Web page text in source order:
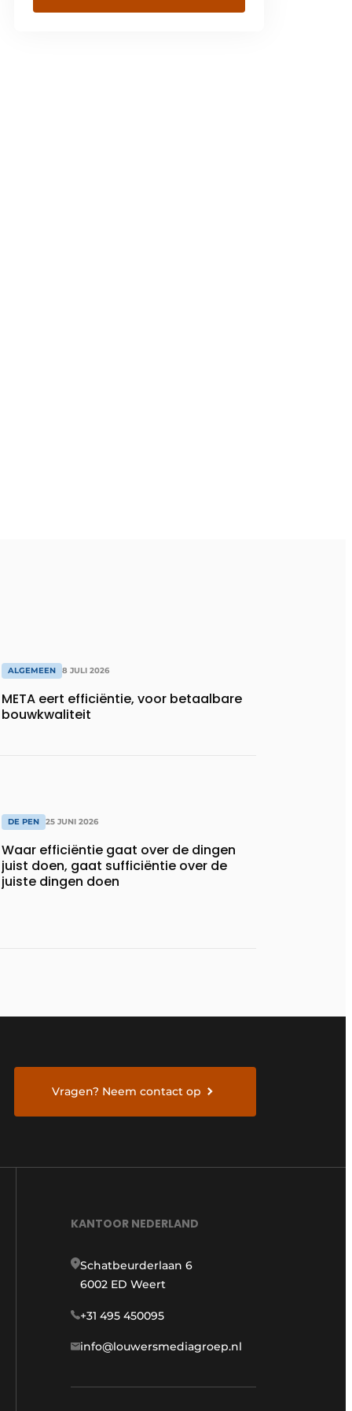
ALGEMEEN 8 JULI 2026
META eert efficiëntie, voor betaalbare
bouwkwaliteit
DE PEN 25 JUNI 2026
Waar efficiëntie gaat over de dingen
juist doen, gaat sufficiëntie over de
juiste dingen doen
Vragen? Neem contact op
KANTOOR NEDERLAND
Schatbeurderlaan 6
6002 ED Weert
+31 495 450095
info@louwersmediagroep.nl